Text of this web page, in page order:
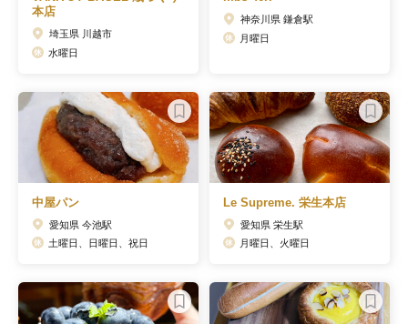
本店
埼玉県 川越市
水曜日
神奈川県 鎌倉駅
月曜日
中屋パン
愛知県 今池駅
土曜日、日曜日、祝日
Le Supreme. 栄生本店
愛知県 栄生駅
月曜日、火曜日